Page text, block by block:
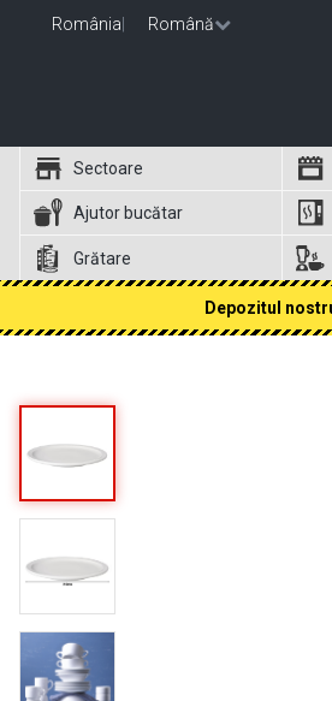
România Română
Sectoare
Ajutor bucătar
Grătare
Depozitul